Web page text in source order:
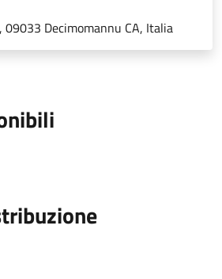
09033 Decimomannu CA, Italia